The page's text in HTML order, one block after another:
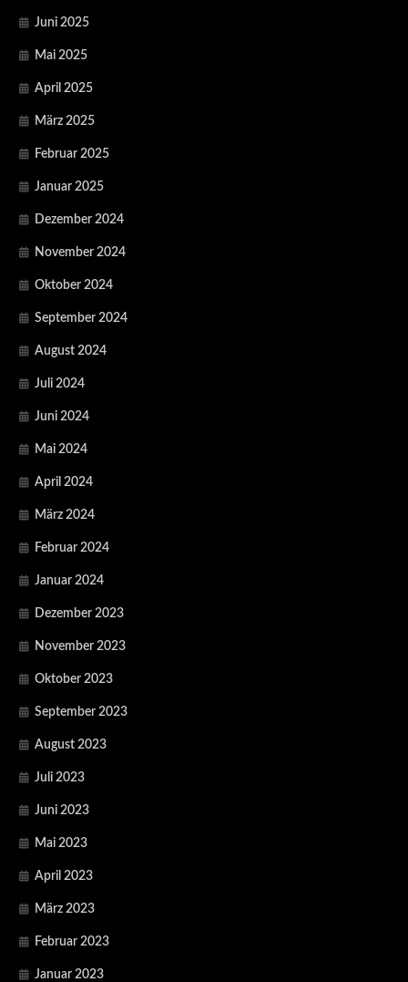
Juni 2025
Mai 2025
April 2025
März 2025
Februar 2025
Januar 2025
Dezember 2024
November 2024
Oktober 2024
September 2024
August 2024
Juli 2024
Juni 2024
Mai 2024
April 2024
März 2024
Februar 2024
Januar 2024
Dezember 2023
November 2023
Oktober 2023
September 2023
August 2023
Juli 2023
Juni 2023
Mai 2023
April 2023
März 2023
Februar 2023
Januar 2023